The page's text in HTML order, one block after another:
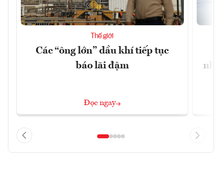
Thế giới
Các “ông lớn” dầu khí tiếp tục
báo lãi đậm
Đọc ngay